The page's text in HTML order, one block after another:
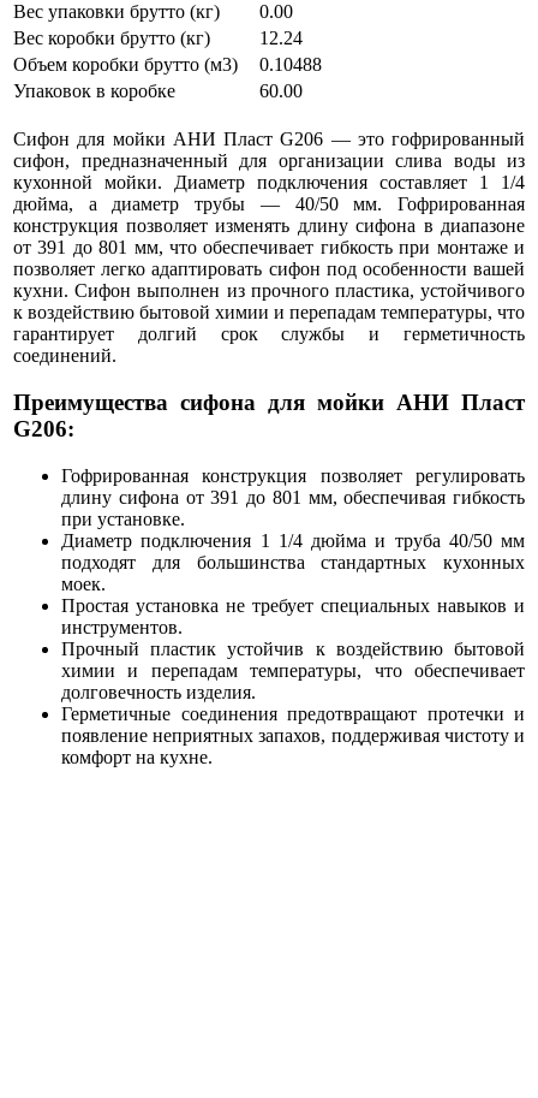
Вес упаковки брутто (кг)
0.00
Вес коробки брутто (кг)
12.24
Объем коробки брутто (м3)
0.10488
Упаковок в коробке
60.00
Сифон для мойки АНИ Пласт G206 — это гофрированный
сифон, предназначенный для организации слива воды из
кухонной мойки. Диаметр подключения составляет 1 1/4
дюйма, а диаметр трубы — 40/50 мм. Гофрированная
конструкция позволяет изменять длину сифона в диапазоне
от 391 до 801 мм, что обеспечивает гибкость при монтаже и
позволяет легко адаптировать сифон под особенности вашей
кухни. Сифон выполнен из прочного пластика, устойчивого
к воздействию бытовой химии и перепадам температуры, что
гарантирует долгий срок службы и герметичность
соединений.
Преимущества сифона для мойки АНИ Пласт
G206:
Гофрированная конструкция позволяет регулировать
длину сифона от 391 до 801 мм, обеспечивая гибкость
при установке.
Диаметр подключения 1 1/4 дюйма и труба 40/50 мм
подходят для большинства стандартных кухонных
моек.
Простая установка не требует специальных навыков и
инструментов.
Прочный пластик устойчив к воздействию бытовой
химии и перепадам температуры, что обеспечивает
долговечность изделия.
Герметичные соединения предотвращают протечки и
появление неприятных запахов, поддерживая чистоту и
комфорт на кухне.